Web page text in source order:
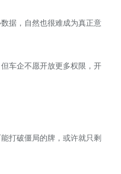
据，自然也很难成为真正意
车企不愿开放更多权限，开
打破僵局的牌，或许就只剩